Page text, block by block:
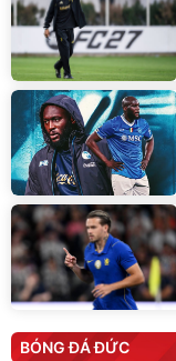
BÓNG ĐÁ ĐỨC